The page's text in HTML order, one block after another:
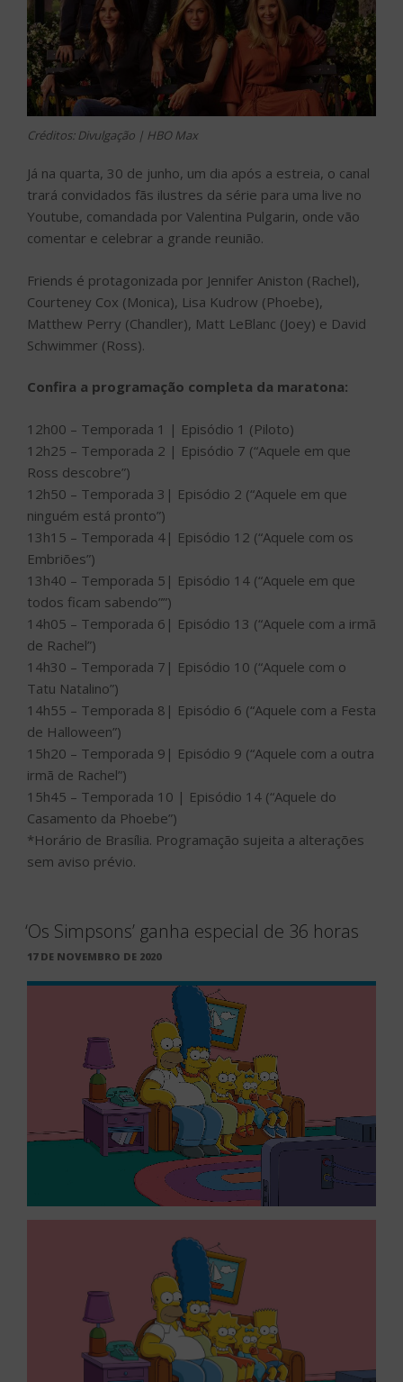
Créditos: Divulgação | HBO Max
Já na quarta, 30 de junho, um dia após a estreia, o canal
trará convidados fãs ilustres da série para uma live no
Youtube, comandada por Valentina Pulgarin, onde vão
comentar e celebrar a grande reunião.
Friends é protagonizada por Jennifer Aniston (Rachel),
Courteney Cox (Monica), Lisa Kudrow (Phoebe),
Matthew Perry (Chandler), Matt LeBlanc (Joey) e David
Schwimmer (Ross).
Confira a programação completa da maratona:
12h00 – Temporada 1 | Episódio 1 (Piloto)
12h25 – Temporada 2 | Episódio 7 (“Aquele em que
Ross descobre”)
12h50 – Temporada 3| Episódio 2 (“Aquele em que
ninguém está pronto”)
13h15 – Temporada 4| Episódio 12 (“Aquele com os
Embriões”)
13h40 – Temporada 5| Episódio 14 (“Aquele em que
todos ficam sabendo””)
14h05 – Temporada 6| Episódio 13 (“Aquele com a irmã
de Rachel”)
14h30 – Temporada 7| Episódio 10 (“Aquele com o
Tatu Natalino”)
14h55 – Temporada 8| Episódio 6 (“Aquele com a Festa
de Halloween”)
15h20 – Temporada 9| Episódio 9 (“Aquele com a outra
irmã de Rachel”)
15h45 – Temporada 10 | Episódio 14 (“Aquele do
Casamento da Phoebe”)
*Horário de Brasília. Programação sujeita a alterações
sem aviso prévio.
‘Os Simpsons’ ganha especial de 36 horas
PUBLICADO
17 DE NOVEMBRO DE 2020